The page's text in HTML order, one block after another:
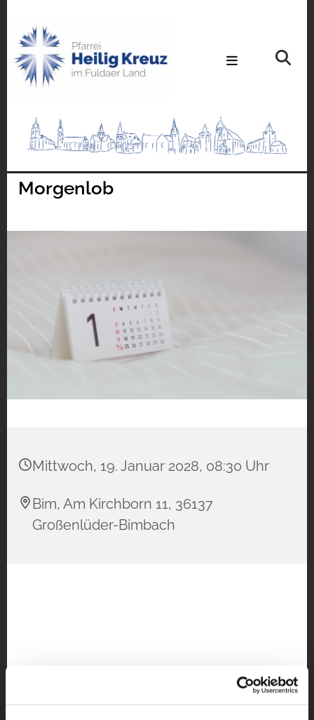
Morgenlob
Mittwoch, 19. Januar 2028, 08:30 Uhr
Bim, Am Kirchborn 11, 36137
Großenlüder-Bimbach